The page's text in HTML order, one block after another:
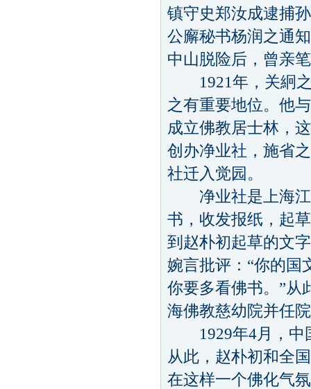
镇守史郑汝成逮捕
公廨秘书杨润之通
中山脱险后，曾亲
1921年，关絅之
之有重要地位。他
成立佛教居士林，
创办净业社，施省
社迁入觉园。
净业社是上海江
书，收发报纸，起
到赵朴初起草的文
婉言批评：“你的国
你要多看佛书。”从
海佛教慈幼院并任
1929年4月，中
从此，赵朴初和全
在这样一个佛化气